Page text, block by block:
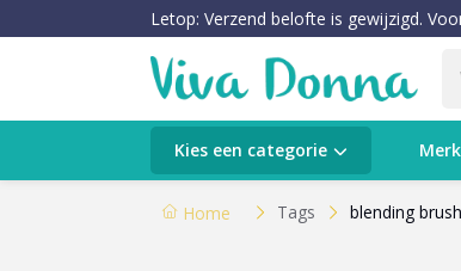
Letop: Verzend belofte is gewijzigd.
Kies een categorie
Categorieën
Verzorging
Home Tags blending brush